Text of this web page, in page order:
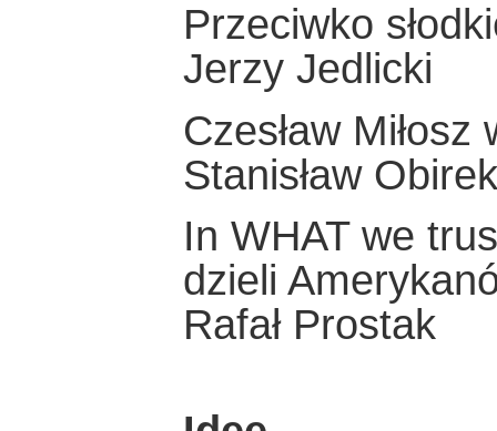
Przeciwko
Jerzy Jedlicki
Czesław
Stanisław Obirek
In WHAT we
dzieli
Rafał Prostak